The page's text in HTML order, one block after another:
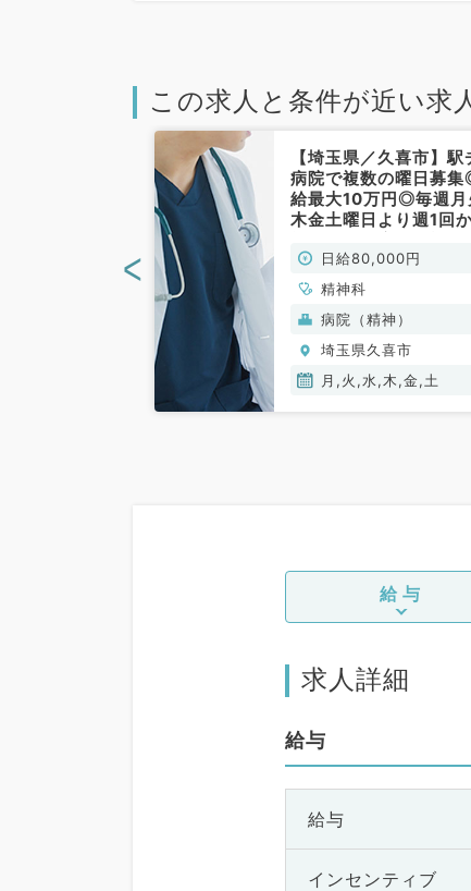
この求人と条件が近い求
【埼玉県／久喜市】駅
病院で複数の曜日募
給最大10万円◎毎週月
木金土曜日より週1回
の外来をおまかせ（精
／非常勤）
日給80,000円
精神科
病院（精神）
埼玉県久喜市
月,火,水,木,金,土
<
給与
求人詳細
給与
給与
インセンティブ